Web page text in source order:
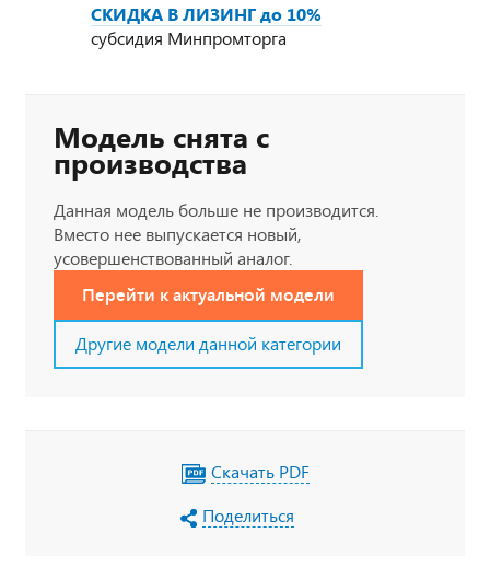
СКИДКА В ЛИЗИНГ до 10%
субсидия Минпромторга
Модель снята с
производства
Данная модель больше не производится.
Вместо нее выпускается новый,
усовершенствованный аналог.
Перейти к актуальной модели
Другие модели данной категории
Скачать PDF
Поделиться